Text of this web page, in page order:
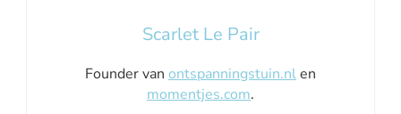
Scarlet Le Pair
Founder van ontspanningstuin.nlen
momentjes.com.